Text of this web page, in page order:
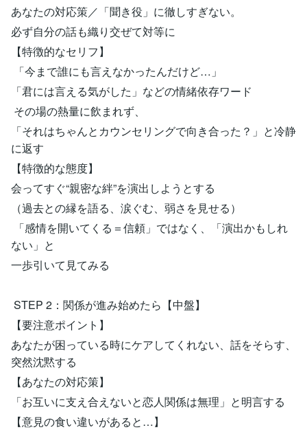
あなたの対応策／「聞き役」に徹しすぎない。
必ず自分の話も織り交ぜて対等に
【特徴的なセリフ】
「今まで誰にも言えなかったんだけど…」
「君には言える気がした」などの情緒依存ワード
その場の熱量に飲まれず、
「それはちゃんとカウンセリングで向き合った？」と冷静
に返す
【特徴的な態度】
会ってすぐ“親密な絆”を演出しようとする
（過去との縁を語る、涙ぐむ、弱さを見せる）
「感情を開いてくる＝信頼」ではなく、「演出かもしれ
ない」と
一歩引いて見てみる
STEP 2：関係が進み始めたら【中盤】
【要注意ポイント】
あなたが困っている時にケアしてくれない、話をそらす、
突然沈黙する
【あなたの対応策】
「お互いに支え合えないと恋人関係は無理」と明言する
【意見の食い違いがあると…】